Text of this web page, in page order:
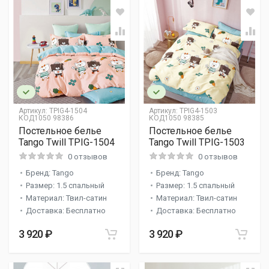
Артикул: TPIG4-1504
КОД1050 98386
Постельное белье
Tango Twill TPIG-1504
0 отзывов
Бренд: Tango
Размер: 1.5 спальный
Материал: Твил-сатин
Доставка: Бесплатно
3 920 ₽
Артикул: TPIG4-1503
КОД1050 98385
Постельное белье
Tango Twill TPIG-1503
0 отзывов
Бренд: Tango
Размер: 1.5 спальный
Материал: Твил-сатин
Доставка: Бесплатно
3 920 ₽